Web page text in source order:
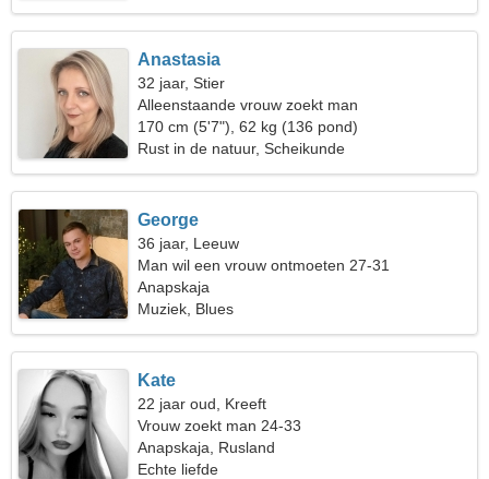
Anastasia
32 jaar, Stier
Alleenstaande vrouw zoekt man
170 cm (5'7"), 62 kg (136 pond)
Rust in de natuur, Scheikunde
George
36 jaar, Leeuw
Man wil een vrouw ontmoeten 27-31
Anapskaja
Muziek, Blues
Kate
22 jaar oud, Kreeft
Vrouw zoekt man 24-33
Anapskaja, Rusland
Echte liefde